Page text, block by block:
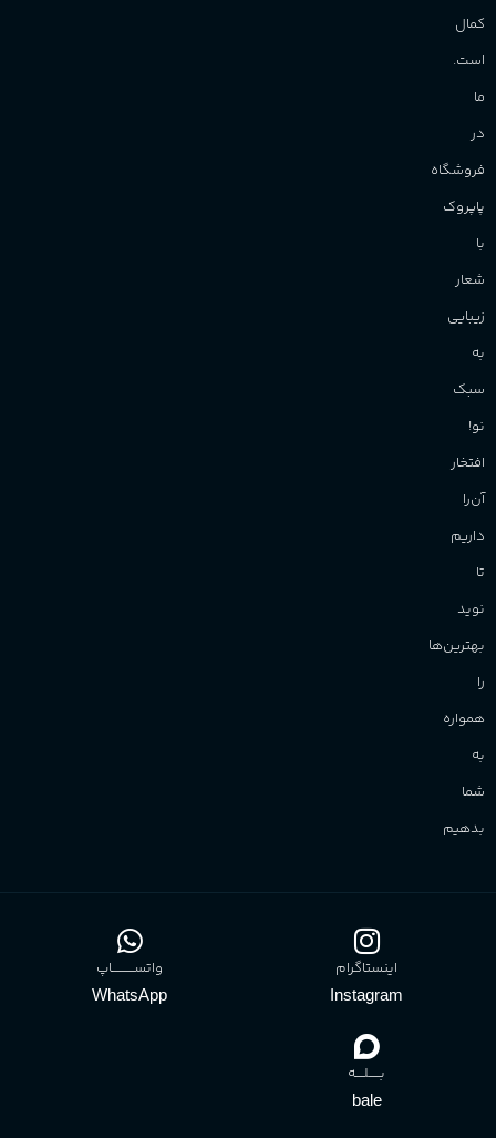
کمال
است.
ما
در
فروشگاه
پاپروک
با
شعار
زیبایی
به
سبک
نو!
افتخار
آن‌را
داریم
تا
نوید
بهترین‌ها
را
همواره
به
شما
بدهیم
اینستاگرام
Instagram
واتســــــــــاپ
WhatsApp
بـــــلــــه
bale